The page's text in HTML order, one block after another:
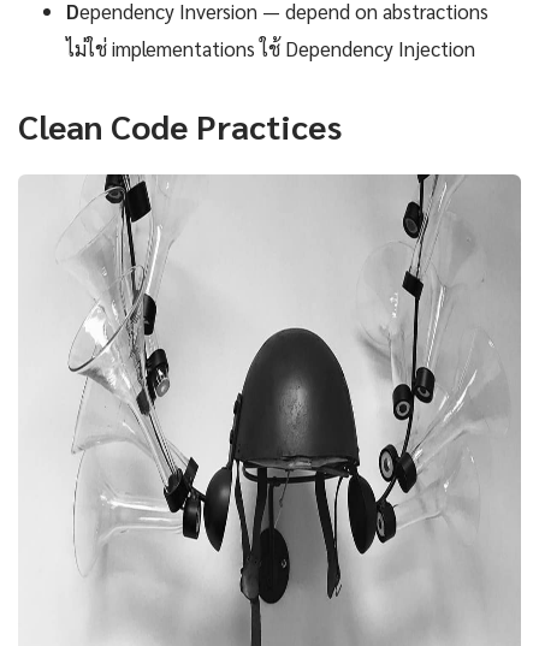
Dependency Inversion — depend on abstractions
ไม่ใช่ implementations ใช้ Dependency Injection
Clean Code Practices